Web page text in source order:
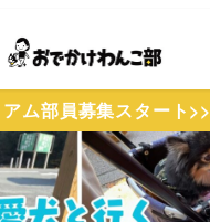
ム部員募集スタート>>